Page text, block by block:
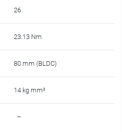
26
23.13 Nm
80 mm (BLDC)
14 kg mm²
–